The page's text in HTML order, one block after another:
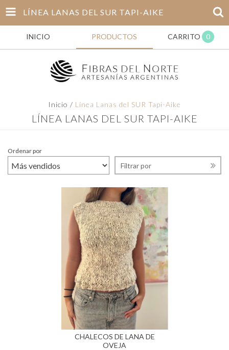
LÍNEA LANAS DEL SUR TAPI-AIKE
INICIO PRODUCTOS CARRITO 0
Inicio / Línea Lanas del SUR Tapi-Aike
LÍNEA LANAS DEL SUR TAPI-AIKE
Ordenar por
Filtrar por
CHALECOS DE LANA DE
OVEJA